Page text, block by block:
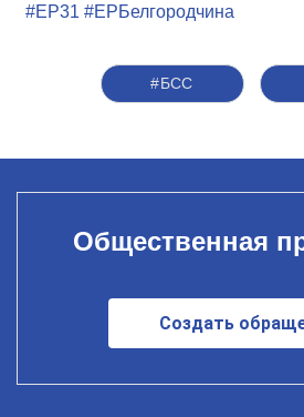
#ЕР31 #ЕРБелгородчина
#БСС
Общественная
Создать